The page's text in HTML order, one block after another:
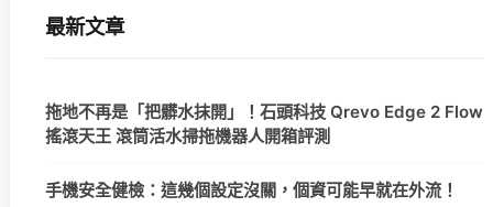
最新文章
拖地不再是「把髒水抹開」！石頭科技 Qrevo Edge 2 Flow
搖滾天王 滾筒活水掃拖機器人開箱評測
手機安全健檢：這幾個設定沒關，個資可能早就在外流！